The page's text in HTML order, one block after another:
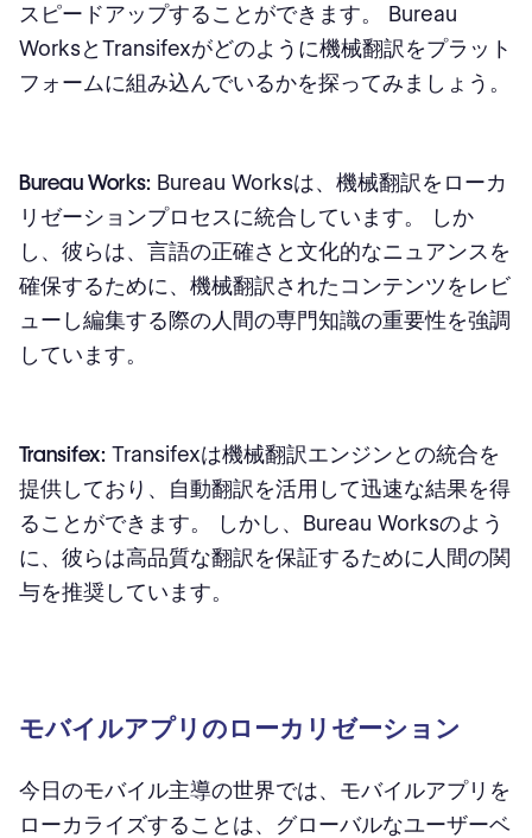
スピードアップすることができます。 Bureau
WorksとTransifexがどのように機械翻訳をプラット
フォームに組み込んでいるかを探ってみましょう。
Bureau Works: Bureau Worksは、機械翻訳をローカ
リゼーションプロセスに統合しています。 しか
し、彼らは、言語の正確さと文化的なニュアンスを
確保するために、機械翻訳されたコンテンツをレビ
ューし編集する際の人間の専門知識の重要性を強調
しています。
Transifex: Transifexは機械翻訳エンジンとの統合を
提供しており、自動翻訳を活用して迅速な結果を得
ることができます。 しかし、Bureau Worksのよう
に、彼らは高品質な翻訳を保証するために人間の関
与を推奨しています。
モバイルアプリのローカリゼーション
今日のモバイル主導の世界では、モバイルアプリを
ローカライズすることは、グローバルなユーザーベ